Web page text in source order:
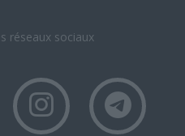
réseaux sociaux